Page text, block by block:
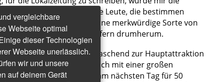
bewusst. Die Leute, die bestimmen
der Zeitung steht, hatten eine merkwürdige Sorte von
kleinen Stadt und den Dörfern drumherum.
für mich völlig überraschend zur Hauptattraktion
kleinen Dorfes, zu der ich mit einer großen
aufgeschlagen war, um am nächsten Tag für 50
vergleichbare
Webseite optimal
dieser Technologien
Webseite unerlässlich.
wir und unsere
auf deinem Gerät